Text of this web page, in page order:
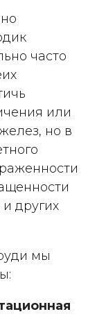
часто
или
но в
других
мы